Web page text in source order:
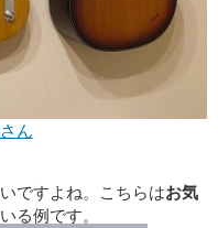
ん
ですよね。こちらはお気
る例です。